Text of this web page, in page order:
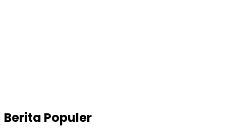
Berita Populer